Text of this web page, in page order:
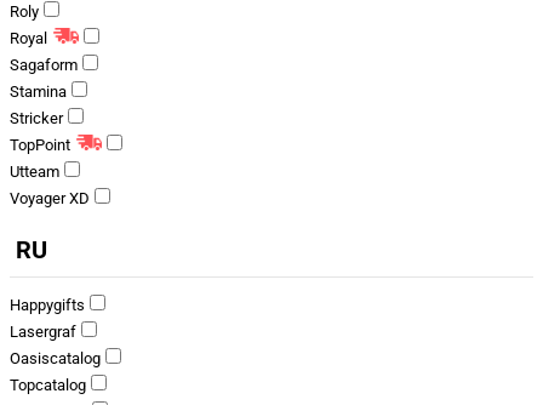
Roly
Royal
Sagaform
Stamina
Stricker
TopPoint
Utteam
Voyager XD
RU
Happygifts
Lasergraf
Oasiscatalog
Topcatalog